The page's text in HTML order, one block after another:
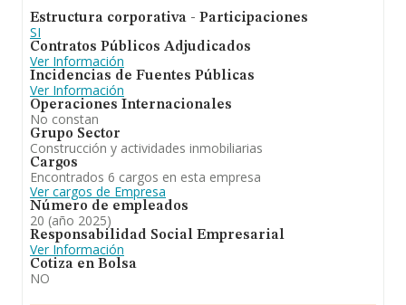
Estructura corporativa - Participaciones
SI
Contratos Públicos Adjudicados
Ver Información
Incidencias de Fuentes Públicas
Ver Información
Operaciones Internacionales
No constan
Grupo Sector
Construcción y actividades inmobiliarias
Cargos
Encontrados 6 cargos en esta empresa
Ver cargos de Empresa
Número de empleados
20 (año 2025)
Responsabilidad Social Empresarial
Ver Información
Cotiza en Bolsa
NO